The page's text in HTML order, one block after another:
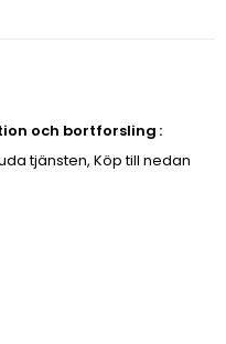
och bortforsling
tjänsten, Köp till nedan